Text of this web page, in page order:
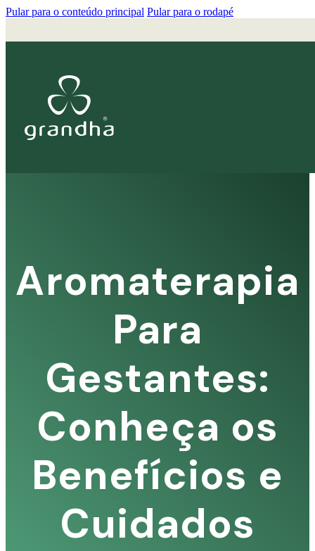
Pular para o conteúdo principal Pular para o rodapé
Aromaterapia
Para
Gestantes:
Conheça os
Benefícios e
Cuidados